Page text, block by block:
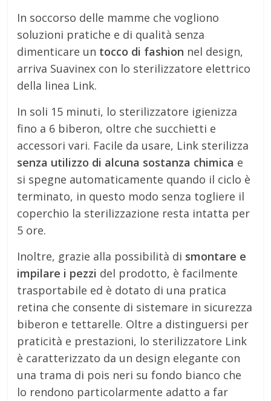
In soccorso delle mamme che vogliono
soluzioni pratiche e di qualità senza
dimenticare un tocco di fashion nel design,
arriva Suavinex con lo sterilizzatore elettrico
della linea Link.
In soli 15 minuti, lo sterilizzatore igienizza
fino a 6 biberon, oltre che succhietti e
accessori vari. Facile da usare, Link sterilizza
senza utilizzo di alcuna sostanza chimica e
si spegne automaticamente quando il ciclo è
terminato, in questo modo senza togliere il
coperchio la sterilizzazione resta intatta per
5 ore.
Inoltre, grazie alla possibilità di smontare e
impilare i pezzi del prodotto, è facilmente
trasportabile ed è dotato di una pratica
retina che consente di sistemare in sicurezza
biberon e tettarelle. Oltre a distinguersi per
praticità e prestazioni, lo sterilizzatore Link
è caratterizzato da un design elegante con
una trama di pois neri su fondo bianco che
lo rendono particolarmente adatto a far